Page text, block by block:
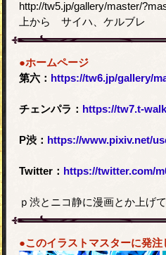
http://tw5.jp/gallery/master/
上から サイハ、ケルブレ
●ホームページ
第六： https://tw6.jp/gallery/
チェンパラ： https://tw7.t-
P渋： https://www.pixiv.net/
Twitter： https://twitter.com/
ｐ渋とニコ静に漫画とか上げ
●このイラストマスターに発